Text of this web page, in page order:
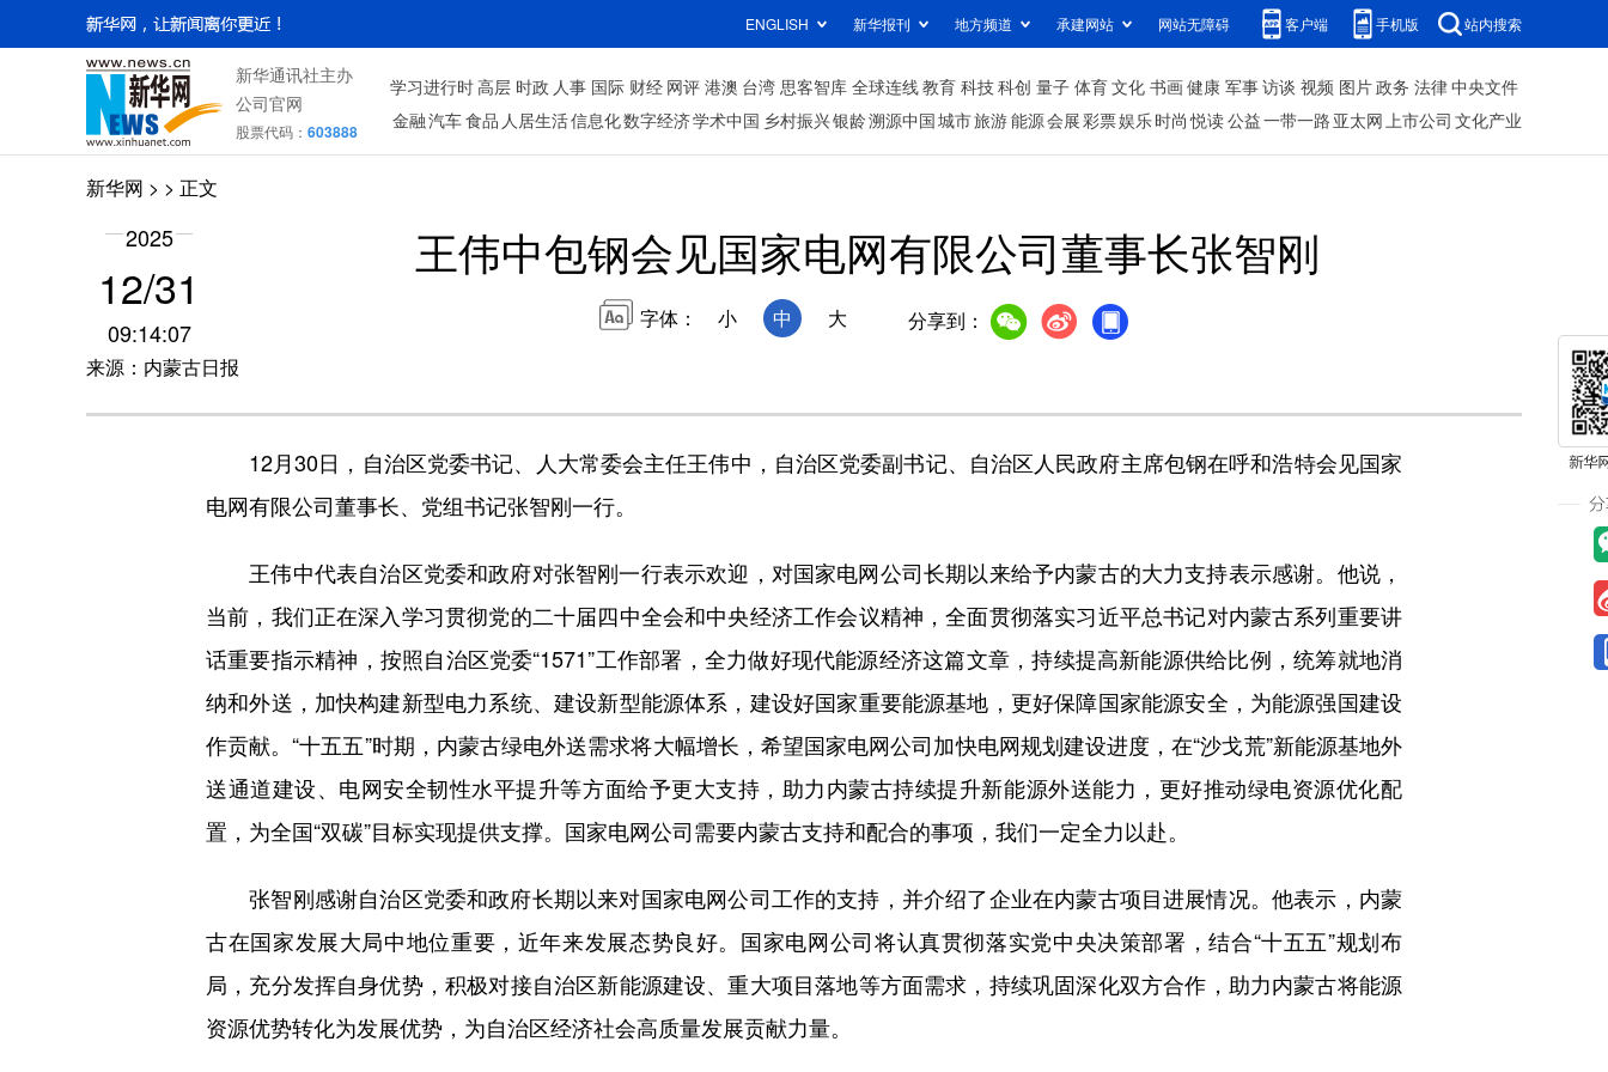
ENGLISH 新华报刊 地方频道 承建网站 网站无障碍 客户端 手机版 站内搜索
新华通讯社主办
公司官网
股票代码： 603888
学习进行时高层 时政 人事 国际 财经 网评 港澳 台湾 思客智库 全球连线教育 科技科创 量子 体育文化 书画健康 军事访谈 视频 图片政务 法律中央文件
金融汽车食品 人居生活信息化数字经济学术中国 乡村振兴银龄溯源中国城市旅游能源会展彩票娱乐时尚 悦读公益一带一路 亚太网上市公司 文化产业
新华网 > > 正文
2025
12/31
09:14:07
来源：内蒙古日报
王伟中包钢会见国家电网有限公司董事长张智刚
字体： 小 中 大 分享到：
12月30日，自治区党委书记、人大常委会主任王伟中，自治区党委副书记、自治区人民政府主席包钢在呼和浩特会见国家
电网有限公司董事长、党组书记张智刚一行。
王伟中代表自治区党委和政府对张智刚一行表示欢迎，对国家电网公司长期以来给予内蒙古的大力支持表示感谢。他说，
当前，我们正在深入学习贯彻党的二十届四中全会和中央经济工作会议精神，全面贯彻落实习近平总书记对内蒙古系列重要讲
话重要指示精神，按照自治区党委“1571”工作部署，全力做好现代能源经济这篇文章，持续提高新能源供给比例，统筹就地消
纳和外送，加快构建新型电力系统、建设新型能源体系，建设好国家重要能源基地，更好保障国家能源安全，为能源强国建设
作贡献。“十五五”时期，内蒙古绿电外送需求将大幅增长，希望国家电网公司加快电网规划建设进度，在“沙戈荒”新能源基地外
送通道建设、电网安全韧性水平提升等方面给予更大支持，助力内蒙古持续提升新能源外送能力，更好推动绿电资源优化配
置，为全国“双碳”目标实现提供支撑。国家电网公司需要内蒙古支持和配合的事项，我们一定全力以赴。
张智刚感谢自治区党委和政府长期以来对国家电网公司工作的支持，并介绍了企业在内蒙古项目进展情况。他表示，内蒙
古在国家发展大局中地位重要，近年来发展态势良好。国家电网公司将认真贯彻落实党中央决策部署，结合“十五五”规划布
局，充分发挥自身优势，积极对接自治区新能源建设、重大项目落地等方面需求，持续巩固深化双方合作，助力内蒙古将能源
资源优势转化为发展优势，为自治区经济社会高质量发展贡献力量。